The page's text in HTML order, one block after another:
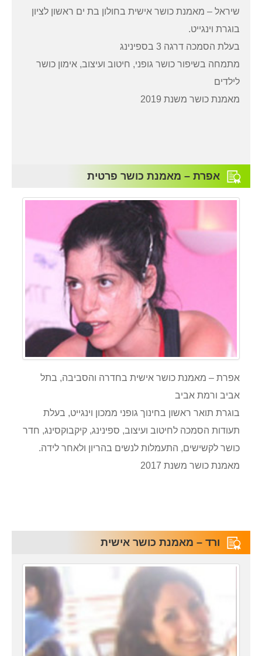
שיראל – מאמנת כושר אישית בחולון בת ים ראשון לציון
בוגרת וינגייט.
בעלת הסמכה דרגה 3 בספינינג
מתמחה בשיפור כושר גופני, חיטוב ועיצוב, אימון כושר
לילדים
מאמנת כושר משנת 2019
אפרת – מאמנת כושר פרטית
אפרת – מאמנת כושר אישית בחדרה והסביבה, בתל
אביב ורמת אביב
בוגרת תואר ראשון בחינוך גופני ממכון וינגייט, בעלת
תעודות הסמכה לחיטוב ועיצוב, ספינינג, קיקבוקסינג, חדר
כושר לקשישים, התעמלות לנשים בהריון ולאחר לידה.
מאמנת כושר משנת 2017
ורד – מאמנת כושר אישית